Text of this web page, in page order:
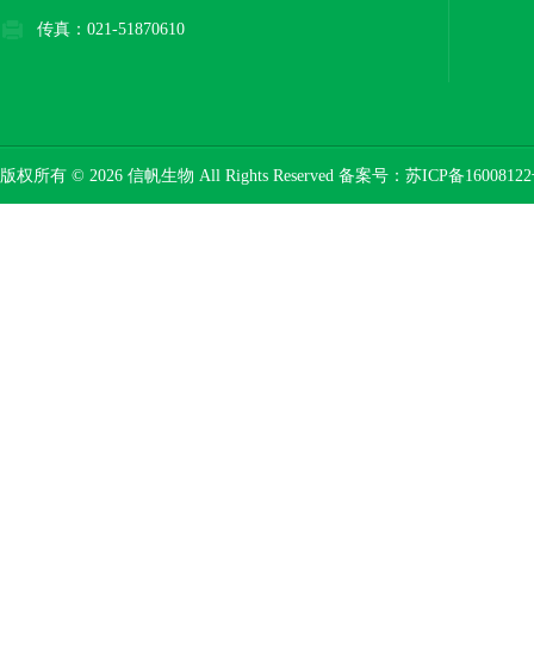
传真：021-51870610
版权所有 © 2026 信帆生物 All Rights Reserved 备案号： 苏ICP备